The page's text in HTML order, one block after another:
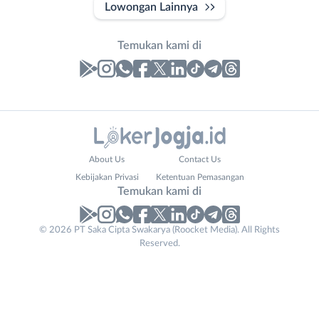
Lowongan Lainnya
Temukan kami di
No. Telp /
About Us Contact Us
Kebijakan Privasi Ketentuan Pemasangan
Temukan kami di
© 2026 PT Saka Cipta Swakarya (Roocket Media). All Rights
Reserved.